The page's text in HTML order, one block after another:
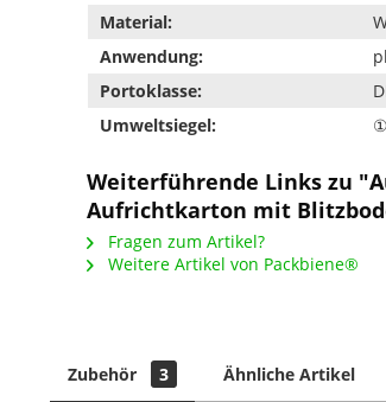
Material:
Anwendung:
Portoklasse:
Umweltsiegel:
Weiterführende Links zu
Aufrichtkarton mit
Fragen zum Artikel?
Weitere Artikel von Packbiene®
Zubehör 3 Ähnliche Artikel